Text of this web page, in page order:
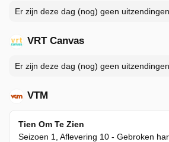
Er zijn deze dag (nog) geen uitzendingen.
VRT Canvas
Er zijn deze dag (nog) geen uitzendingen.
VTM
Tien Om Te Zien
Seizoen 1, Aflevering 10 - Gebroken